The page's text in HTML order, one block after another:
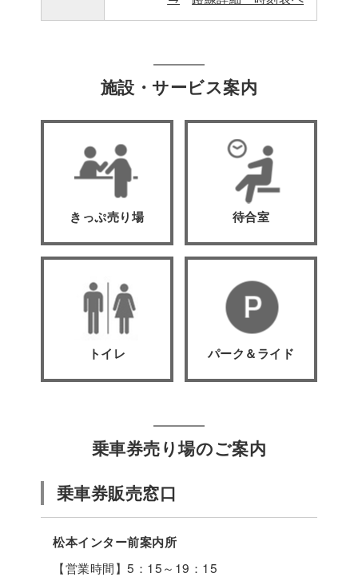
施設・サービス案内
きっぷ売り場 待合室
トイレ パーク＆ライド
乗車券売り場のご案内
乗車券販売窓口
松本インター前案内所
【営業時間】5：15～19：15